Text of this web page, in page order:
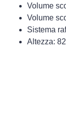
Volume
Volume
Sistema
Altezza: